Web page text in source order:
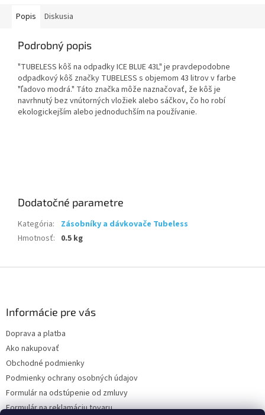
Popis Diskusia
Podrobný popis
"TUBELESS kôš na odpadky ICE BLUE 43L" je pravdepodobne
odpadkový kôš značky TUBELESS s objemom 43 litrov v farbe
"ľadovo modrá." Táto značka môže naznačovať, že kôš je
navrhnutý bez vnútorných vložiek alebo sáčkov, čo ho robí
ekologickejším alebo jednoduchším na používanie.
Dodatočné parametre
Kategória:
Zásobníky a dávkovače Tubeless
Hmotnosť: 0.5 kg
Informácie pre vás
Doprava a platba
Ako nakupovať
Obchodné podmienky
Podmienky ochrany osobných údajov
Formulár na odstúpenie od zmluvy
Formulár na reklamáciu tovaru